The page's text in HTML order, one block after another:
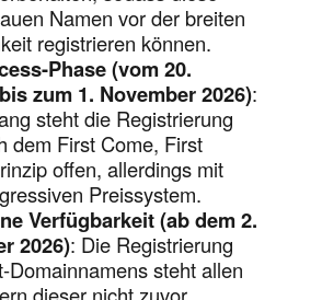
Namen vor der breiten
registrieren können.
Phase (vom 20.
zum 1. November 2026):
steht die Registrierung
dem First Come, First
offen, allerdings mit
Preissystem.
Verfügbarkeit (ab dem 2.
2026): Die Registrierung
Domainnamens steht allen